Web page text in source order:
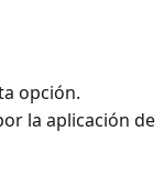
opción.
la aplicación de